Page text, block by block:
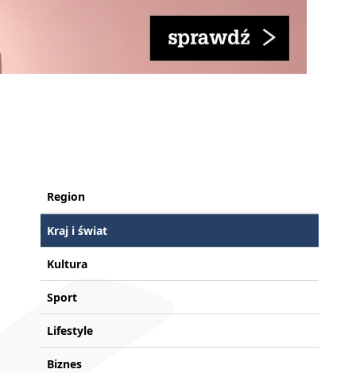
Region
Kraj i świat
Kultura
Sport
Lifestyle
Biznes